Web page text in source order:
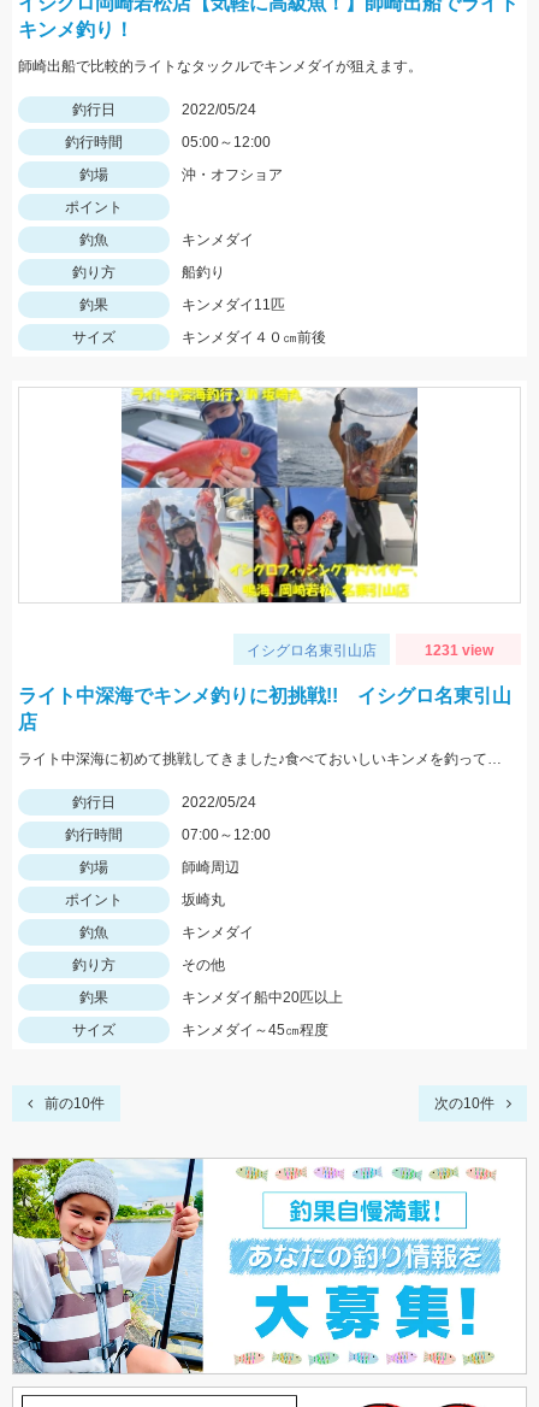
キンメ釣り！
師崎出船で比較的ライトなタックルでキンメダイが狙えます。
釣行日
2022/05/24
釣行時間
05:00～12:00
釣場
沖・オフショア
ポイント
釣魚
キンメダイ
釣り方
船釣り
釣果
キンメダイ11匹
サイズ
キンメダイ４０㎝前後
イシグロ名東引山店 1231 view
ライト中深海でキンメ釣りに初挑戦!! イシグロ名東引山
店
ライト中深海に初めて挑戦してきました♪食べておいしいキンメを釣ってみてはいかがでしょうか？ 水深300～400ｍで仕掛けは5～8本針のライト中深海用胴突き仕掛けに250号のオモリを使用しました
釣行日
2022/05/24
釣行時間
07:00～12:00
釣場
師崎周辺
ポイント
坂崎丸
釣魚
キンメダイ
釣り方
その他
釣果
キンメダイ船中20匹以上
サイズ
キンメダイ～45㎝程度
前の10件 次の10件